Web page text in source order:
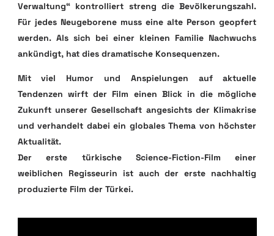
Verwaltung“ kontrolliert streng die Bevölkerungszahl.
Für jedes Neugeborene muss eine alte Person geopfert
werden. Als sich bei einer kleinen Familie Nachwuchs
ankündigt, hat dies dramatische Konsequenzen.
Mit viel Humor und Anspielungen auf aktuelle
Tendenzen wirft der Film einen Blick in die mögliche
Zukunft unserer Gesellschaft angesichts der Klimakrise
und verhandelt dabei ein globales Thema von höchster
Aktualität.
Der erste türkische Science-Fiction-Film einer
weiblichen Regisseurin ist auch der erste nachhaltig
produzierte Film der Türkei.